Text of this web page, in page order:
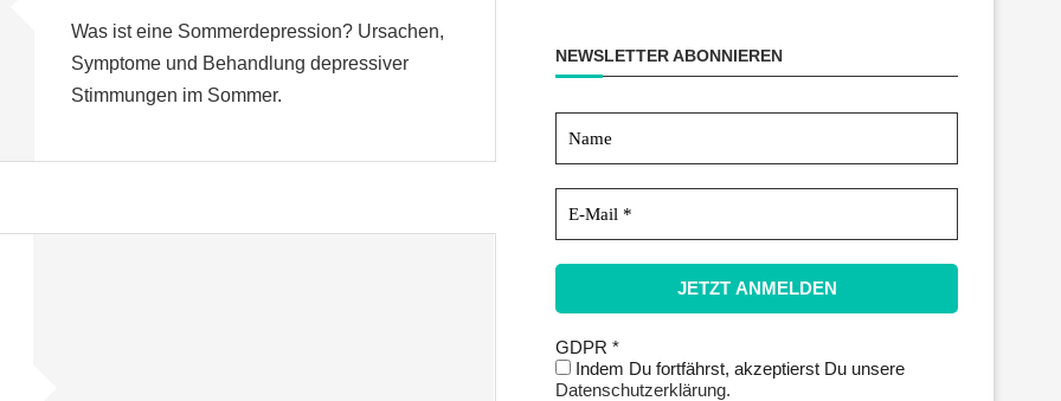
Was ist eine Sommerdepression? Ursachen,
Symptome und Behandlung depressiver
Stimmungen im Sommer.
NEWSLETTER ABONNIEREN
GDPR *
Indem Du fortfährst, akzeptierst Du unsere
Datenschutzerklärung.